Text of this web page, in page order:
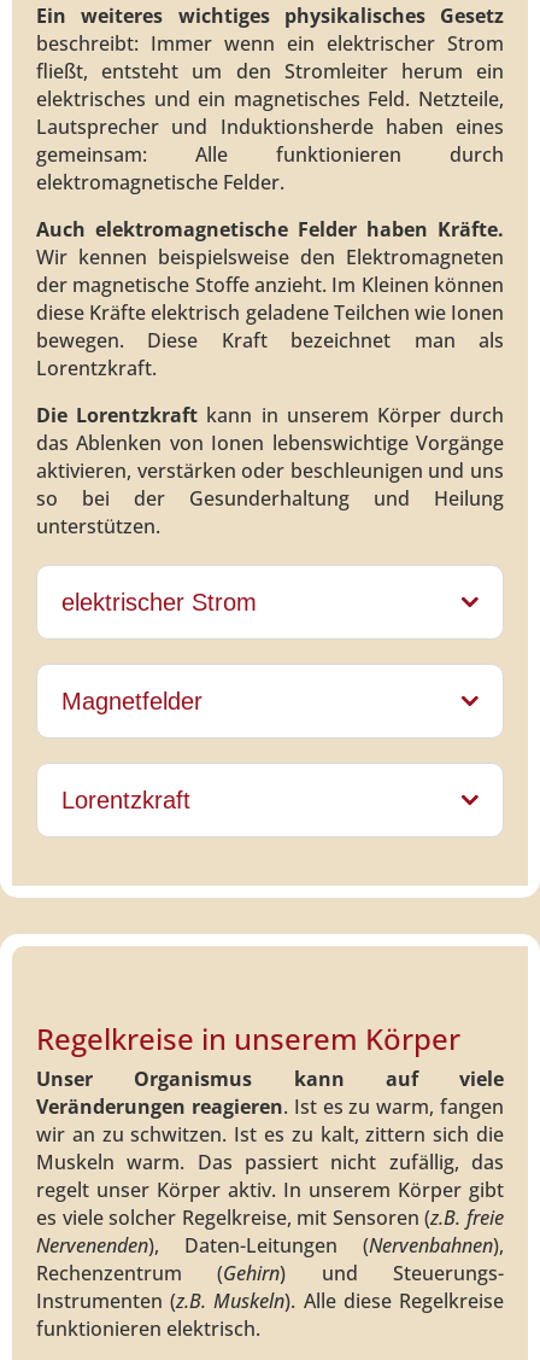
Ein weiteres wichtiges physikalisches Gesetz
beschreibt: Immer wenn ein elektrischer Strom
fließt, entsteht um den Stromleiter herum ein
elektrisches und ein magnetisches Feld. Netzteile,
Lautsprecher und Induktionsherde haben eines
gemeinsam: Alle funktionieren durch
elektromagnetische Felder.
Auch elektromagnetische Felder haben Kräfte.
Wir kennen beispielsweise den Elektromagneten
der magnetische Stoffe anzieht. Im Kleinen können
diese Kräfte elektrisch geladene Teilchen wie Ionen
bewegen. Diese Kraft bezeichnet man als
Lorentzkraft.
Die Lorentzkraft kann in unserem Körper durch
das Ablenken von Ionen lebenswichtige Vorgänge
aktivieren, verstärken oder beschleunigen und uns
so bei der Gesunderhaltung und Heilung
unterstützen.
elektrischer Strom
Magnetfelder
Lorentzkraft
Regelkreise in unserem Körper
Unser Organismus kann auf viele
Veränderungen reagieren. Ist es zu warm, fangen
wir an zu schwitzen. Ist es zu kalt, zittern sich die
Muskeln warm. Das passiert nicht zufällig, das
regelt unser Körper aktiv. In unserem Körper gibt
es viele solcher Regelkreise, mit Sensoren (z.B. freie
Nervenenden), Daten-Leitungen (Nervenbahnen),
Rechenzentrum (Gehirn) und Steuerungs-
Instrumenten (z.B. Muskeln). Alle diese Regelkreise
funktionieren elektrisch.